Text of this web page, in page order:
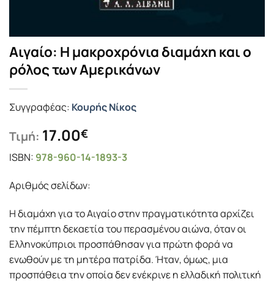
Αιγαίο: H μακροχρόνια διαμάχη και ο
ρόλος των Αμερικάνων
Συγγραφέας: Κουρής Νίκος
Τιμή: 17.00€
ISBN: 978-960-14-1893-3
Αριθμός σελίδων:
Η διαμάχη για το Αιγαίο στην πραγματικότητα αρχίζει
την πέμπτη δεκαετία του περασμένου αιώνα, όταν οι
Ελληνοκύπριοι προσπάθησαν για πρώτη φορά να
ενωθούν με τη μητέρα πατρίδα. Ήταν, όμως, μια
προσπάθεια την οποία δεν ενέκρινε η ελλαδική πολιτική